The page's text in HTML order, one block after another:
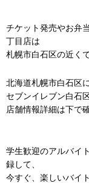
チケット発売やお弁
丁目店は
札幌市白石区の近く
北海道札幌市白石区
セブンイレブン白石
店舗情報詳細は下で
学生歓迎のアルバイ
録して、
今すぐ、楽しいバイ